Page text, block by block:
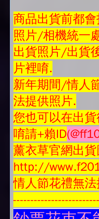
商品出貨前都
照片/相機統一
出貨照片/出貨
片裡唷.
新年期間/情人
法提供照片.
您也可以在出
唷請+賴ID
薰衣草官網出
http://
情人節花禮無